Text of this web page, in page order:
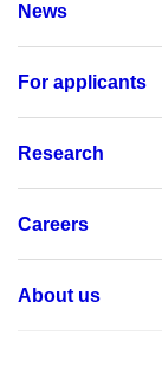
News
For applicants
Research
Careers
About us